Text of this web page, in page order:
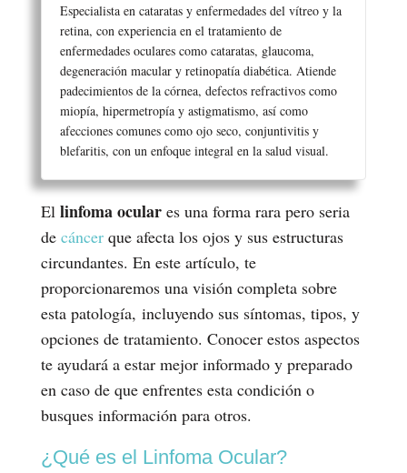
Especialista en cataratas y enfermedades del vítreo y la
retina, con experiencia en el tratamiento de
enfermedades oculares como cataratas, glaucoma,
degeneración macular y retinopatía diabética. Atiende
padecimientos de la córnea, defectos refractivos como
miopía, hipermetropía y astigmatismo, así como
afecciones comunes como ojo seco, conjuntivitis y
blefaritis, con un enfoque integral en la salud visual.
El linfoma oculares una forma rara pero seria
de cáncerque afecta los ojos y sus estructuras
circundantes. En este artículo, te
proporcionaremos una visión completa sobre
esta patología, incluyendo sus síntomas, tipos, y
opciones de tratamiento. Conocer estos aspectos
te ayudará a estar mejor informado y preparado
en caso de que enfrentes esta condición o
busques información para otros.
¿Qué es el Linfoma Ocular?